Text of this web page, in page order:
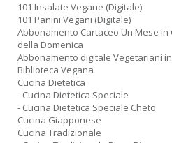
101 Insalate Vegane (Digitale)
101 Panini Vegani (Digitale)
Abbonamento Cartaceo Un Mese in
della Domenica
Abbonamento digitale Vegetariani
Biblioteca Vegana
Cucina Dietetica
- Cucina Dietetica Speciale
- Cucina Dietetica Speciale Cheto
Cucina Giapponese
Cucina Tradizionale